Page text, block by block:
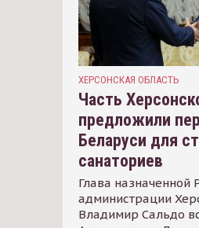
ХЕРСОНСКАЯ ОБЛАСТЬ
Часть
предложили
Беларуси для
санаториев
Глава назначенной
администрации
Владимир Сальдо